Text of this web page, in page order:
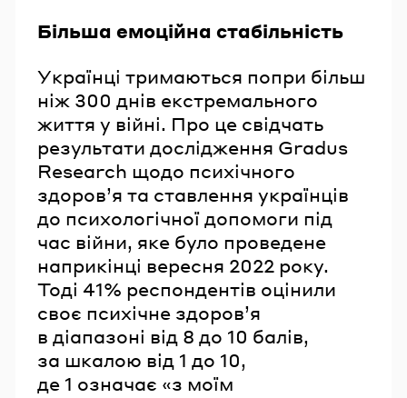
Більша емоційна стабільність
Українці тримаються попри більш
ніж 300 днів екстремального
життя у війні. Про це свідчать
результати дослідження Gradus
Research щодо психічного
здоров’я та ставлення українців
до психологічної допомоги під
час війни, яке було проведене
наприкінці вересня 2022 року.
Тоді 41% респондентів оцінили
своє психічне здоров’я
в діапазоні від 8 до 10 балів,
за шкалою від 1 до 10,
де 1 означає «з моїм